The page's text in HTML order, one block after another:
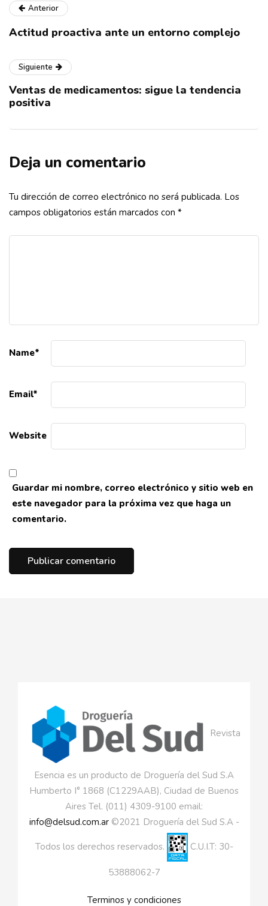
Anterior
Actitud proactiva ante un entorno complejo
Siguiente
Ventas de medicamentos: sigue la tendencia
positiva
Deja un comentario
Tu dirección de correo electrónico no será publicada. Los
campos obligatorios están marcados con *
Name*
Email*
Website
Guardar mi nombre, correo electrónico y sitio web en
este navegador para la próxima vez que haga un
comentario.
Revista
Esencia es un producto de Droguería del Sud S.A
Humberto I° 1868 (C1229AAB), Ciudad de Buenos
Aires Tel. (011) 4309-9100 email:
info@delsud.com.ar©2021 Droguería del Sud S.A -
Todos los derechos reservados. C.U.I.T: 30-
53888062-7
Terminos y condiciones